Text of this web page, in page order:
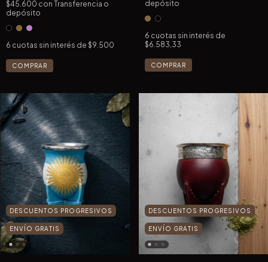
$45.600 con Transferencia o
depósito
6 cuotas sin interés de $9.500
COMPRAR
depósito
6 cuotas sin interés de
$6.583,33
COMPRAR
DESCUENTOS PROGRESIVOS
ENVÍO GRATIS
DESCUENTOS PROGRESIVOS
ENVÍO GRATIS